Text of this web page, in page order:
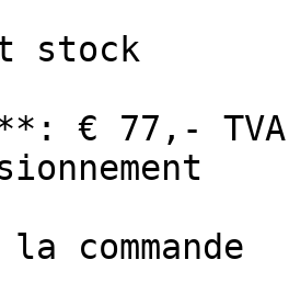
stock
€ 77,-
commande